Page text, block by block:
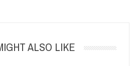
ALSO LIKE